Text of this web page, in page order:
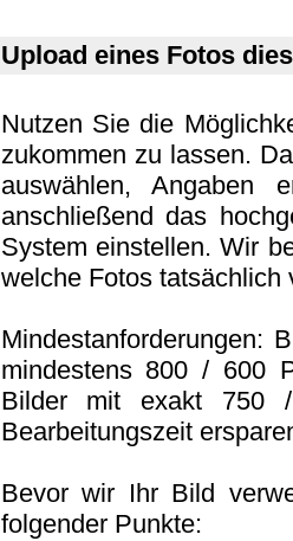
Upload eines Fotos
Nutzen Sie die
zukommen zu lassen.
auswählen, Angaben
anschließend das
System einstellen. Wir
welche Fotos tatsächlich
Mindestanforderungen:
mindestens 800 / 600
Bilder mit exakt 750
Bearbeitungszeit
Bevor wir Ihr Bild
folgender Punkte: